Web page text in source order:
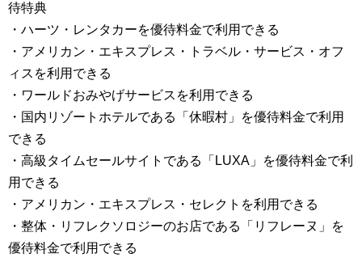
待特典
・ハーツ・レンタカーを優待料金で利用できる
・アメリカン・エキスプレス・トラベル・サービス・オフ
ィスを利用できる
・ワールドおみやげサービスを利用できる
・国内リゾートホテルである「休暇村」を優待料金で利用
できる
・高級タイムセールサイトである「LUXA」を優待料金で利
用できる
・アメリカン・エキスプレス・セレクトを利用できる
・整体・リフレクソロジーのお店である「リフレーヌ」を
優待料金で利用できる